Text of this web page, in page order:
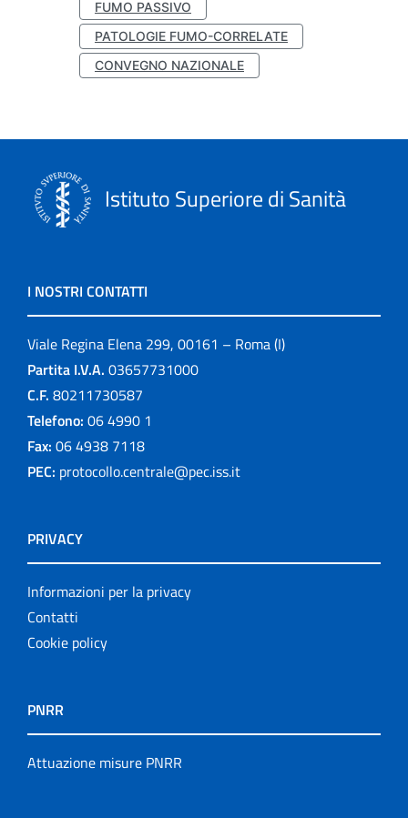
FUMO PASSIVO
PATOLOGIE FUMO-CORRELATE
CONVEGNO NAZIONALE
Istituto Superiore di Sanità
I NOSTRI CONTATTI
Viale Regina Elena 299, 00161 – Roma (I)
Partita I.V.A. 03657731000
C.F. 80211730587
Telefono: 06 4990 1
Fax: 06 4938 7118
PEC: protocollo.centrale@pec.iss.it
PRIVACY
Informazioni per la privacy
Contatti
Cookie policy
PNRR
Attuazione misure PNRR